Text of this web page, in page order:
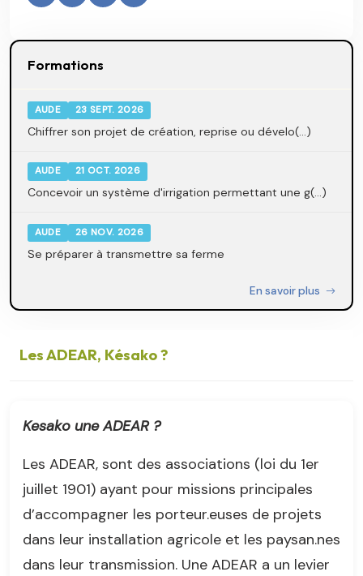
Formations
AUDE 23 SEPT. 2026
Chiffrer son projet de création, reprise ou dévelo(...)
AUDE 21 OCT. 2026
Concevoir un système d'irrigation permettant une g(...)
AUDE 26 NOV. 2026
Se préparer à transmettre sa ferme
En savoir plus
Les ADEAR, Késako ?
Kesako une ADEAR ?
Les ADEAR, sont des associations (loi du 1er
juillet 1901) ayant pour missions principales
d’accompagner les porteur.euses de projets
dans leur installation agricole et les paysan.nes
dans leur transmission. Une ADEAR a un levier